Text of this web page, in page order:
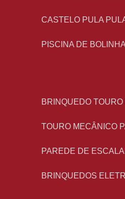
CASTELO PULA
PISCINA DE
BRINQUEDO
TOURO MECÂNICO
PAREDE DE
BRINQUEDOS